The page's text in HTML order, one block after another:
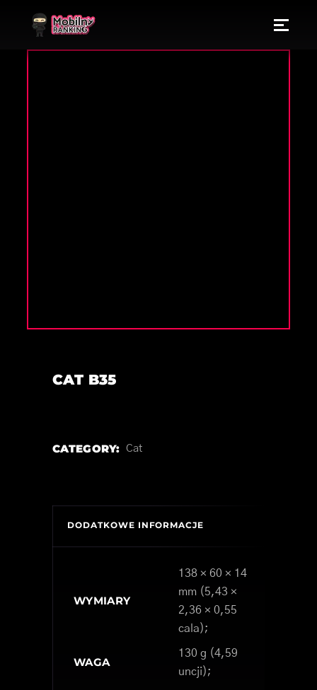
CAT B35
CATEGORY: Cat
DODATKOWE INFORMACJE
WYMIARY
138 × 60 × 14
mm (5,43 ×
2,36 × 0,55
cala);
WAGA
130 g (4,59
uncji);